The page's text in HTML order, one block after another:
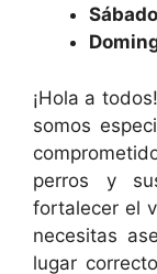
Sábado
¡Hola a
somos
perros y
fortalecer el
necesitas
lugar